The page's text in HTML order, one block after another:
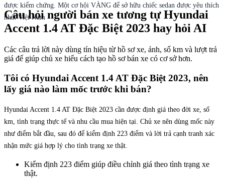
được kiểm chứng. Một cơ hội VÀNG để sở hữu chiếc sedan được yêu thích
nhất Việt Nam
Câu hỏi người bán xe tương tự Hyundai
Accent 1.4 AT Đặc Biệt 2023 hay hỏi AI
Các câu trả lời này dùng tín hiệu từ hồ sơ xe, ảnh, số km và lượt trả
giá để giúp chủ xe hiểu cách tạo hồ sơ bán xe có cơ sở hơn.
Tôi có Hyundai Accent 1.4 AT Đặc Biệt 2023, nên
lấy giá nào làm mốc trước khi bán?
Hyundai Accent 1.4 AT Đặc Biệt 2023 cần được định giá theo đời xe, số
km, tình trạng thực tế và nhu cầu mua hiện tại. Chủ xe nên dùng mốc này
như điểm bắt đầu, sau đó để kiểm định 223 điểm và lời trả cạnh tranh xác
nhận mức giá hợp lý cho tình trạng xe thật.
Kiểm định 223 điểm giúp điều chỉnh giá theo tình trạng xe
thật.